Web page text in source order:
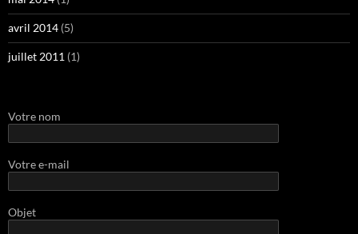
avril 2014 (5)
juillet 2011 (1)
Votre nom
Votre e-mail
Objet